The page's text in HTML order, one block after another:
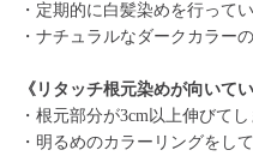
・定期的に白髪染めを行って
・ナチュラルなダークカラー
《リタッチ根元染めが向いて
・根元部分が3cm以上伸びて
・明るめのカラーリングをし